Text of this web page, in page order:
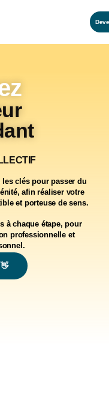
les cléspourpasser du
afin réaliser votre
et porteuse de sens.
à chaque étape, pour
professionnelle et
.